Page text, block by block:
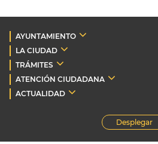
AYUNTAMIENTO
LA CIUDAD
TRÁMITES
ATENCIÓN CIUDADANA
ACTUALIDAD
Desplegar